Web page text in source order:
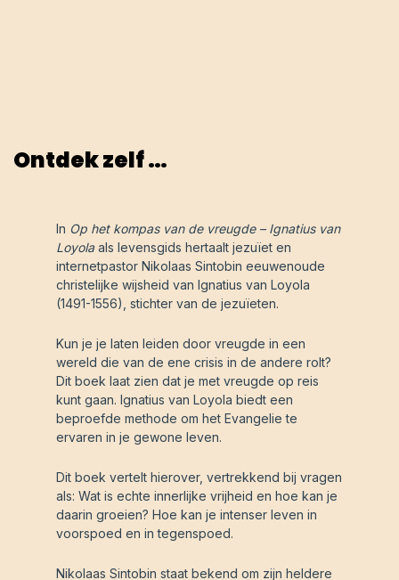
Ontdek zelf …
In Op het kompas van de vreugde – Ignatius van
Loyola als levensgids hertaalt jezuïet en
internetpastor Nikolaas Sintobin eeuwenoude
christelijke wijsheid van Ignatius van Loyola
(1491-1556), stichter van de jezuïeten.
Kun je je laten leiden door vreugde in een
wereld die van de ene crisis in de andere rolt?
Dit boek laat zien dat je met vreugde op reis
kunt gaan. Ignatius van Loyola biedt een
beproefde methode om het Evangelie te
ervaren in je gewone leven.
Dit boek vertelt hierover, vertrekkend bij vragen
als: Wat is echte innerlijke vrijheid en hoe kan je
daarin groeien? Hoe kan je intenser leven in
voorspoed en in tegenspoed.
Nikolaas Sintobin staat bekend om zijn heldere